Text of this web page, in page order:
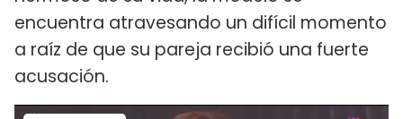
encuentra atravesando un difícil momento
a raíz de que su pareja recibió una fuerte
acusación.